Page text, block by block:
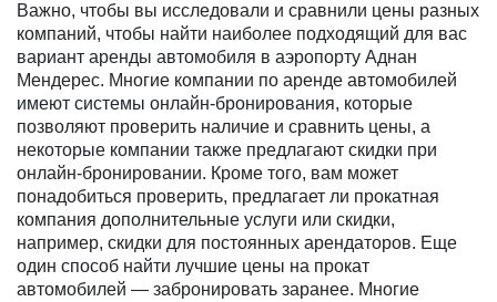
Важно, чтобы вы исследовали и сравнили цены разных
компаний, чтобы найти наиболее подходящий для вас
вариант аренды автомобиля в аэропорту Аднан
Мендерес. Многие компании по аренде автомобилей
имеют системы онлайн-бронирования, которые
позволяют проверить наличие и сравнить цены, а
некоторые компании также предлагают скидки при
онлайн-бронировании. Кроме того, вам может
понадобиться проверить, предлагает ли прокатная
компания дополнительные услуги или скидки,
например, скидки для постоянных арендаторов. Еще
один способ найти лучшие цены на прокат
автомобилей — забронировать заранее. Многие